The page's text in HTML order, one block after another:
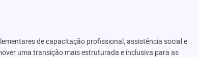
de capacitação profissional, assistência social e
uma transição mais estruturada e inclusiva para as